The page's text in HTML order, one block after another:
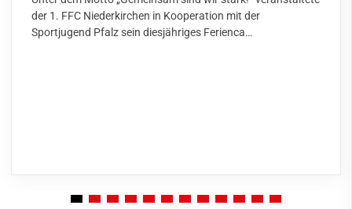
der 1. FFC Niederkirchen in Kooperation mit der
Sportjugend Pfalz sein diesjähriges Ferienca…